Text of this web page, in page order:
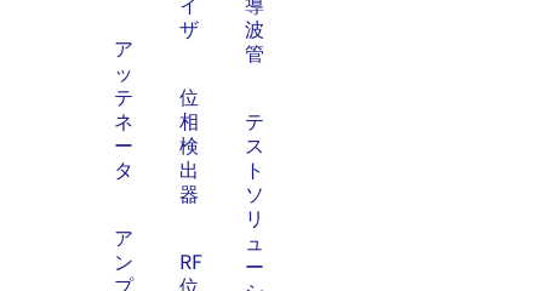
ア
ッ
テ
ネ
ー
タ
ア
ン
プ
ザ
位
相
検
出
器
RF
位
波
管
テ
ス
ト
ソ
リ
ュ
ー